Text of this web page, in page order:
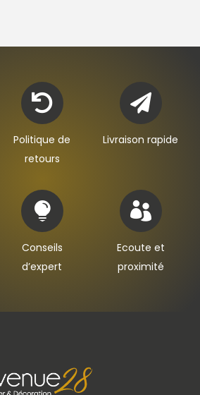

Politique de
retours

Livraison rapide

Conseils
d’expert

Ecoute et
proximité